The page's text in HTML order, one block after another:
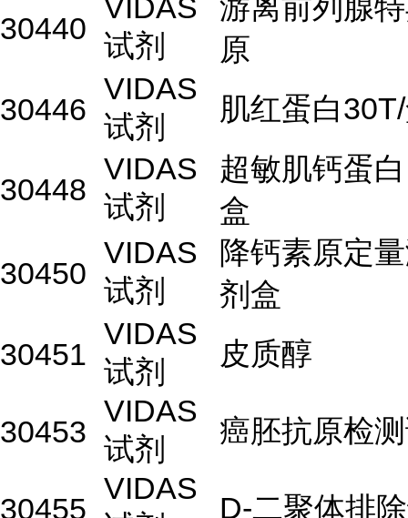
30440
VIDAS
试剂
游离前列腺
原
30446
VIDAS
试剂
肌红蛋白
30448
VIDAS
试剂
超敏肌钙蛋
盒
30450
VIDAS
试剂
降钙素原定
剂盒
30451
VIDAS
试剂
皮质醇
30453
VIDAS
试剂
癌胚抗原检
30455
VIDAS
D-二聚体排